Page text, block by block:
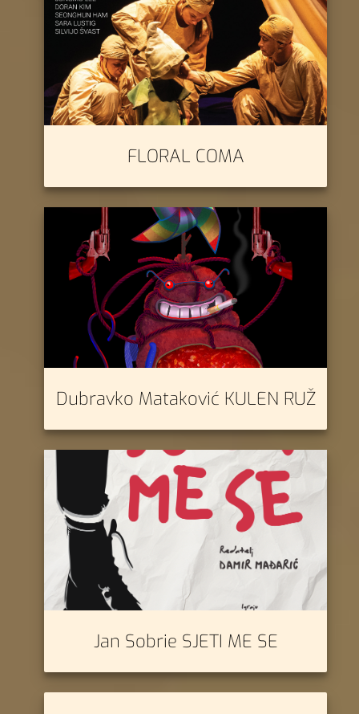
FLORAL COMA
Dubravko Mataković KULEN RUŽ
Jan Sobrie SJETI ME SE